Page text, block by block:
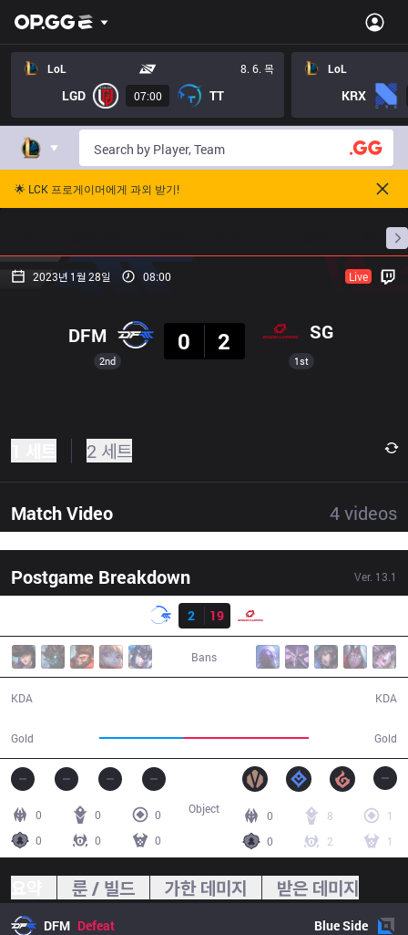
LoL 8. 6. 목
LGD 07:00 TT
LoL
KRX
🌟 LCK 프로게이머에게 과외 받기!
프로빌
2023년 1월 28일 08:00 Live
2nd
DFM
0
2 SG
1st
2 세트
Match Video 4videos
Postgame Breakdown Ver. 13.1
2
19
Bans
KDA
Gold Gold
KDA
0 0
0
0
0 0
0 8
1
0
2 1
Object
룬 / 빌드 가한 데미지 받은 데미지
DFM Defeat BlueSide